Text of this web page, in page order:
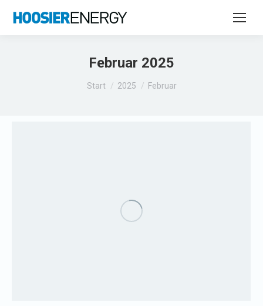
Februar 2025
Sie befinden sich hier:
Start 2025 Februar